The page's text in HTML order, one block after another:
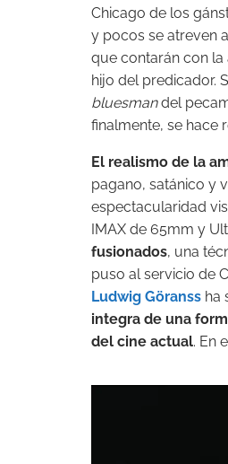
Chicago de los
y pocos se atreven
que contarán con
hijo del predicador.
bluesmandel
finalmente, se hace
El realismo de la
pagano, satánico y
espectacularidad
IMAX de 65mm y
fusionados, una
puso al servicio de
Ludwig Göranss ha
integra de una
del cine actual. En